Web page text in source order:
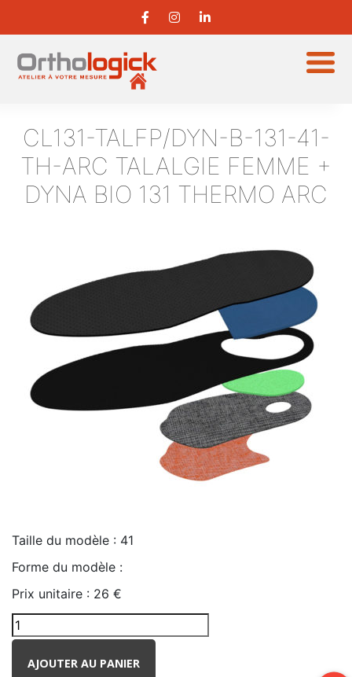
CL131-TALFP/DYN-B-131-41-
TH-ARC TALALGIE FEMME +
DYNA BIO 131 THERMO ARC
Taille du modèle : 41
Forme du modèle :
Prix unitaire : 26 €
AJOUTER AU PANIER